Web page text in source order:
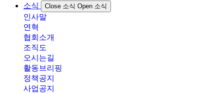
소식
Close 소식 Open 소식
인사말
연혁
협회소개
조직도
오시는길
활동브리핑
정책공지
사업공지